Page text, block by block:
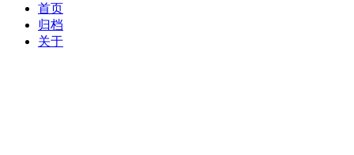
首页
归档
关于